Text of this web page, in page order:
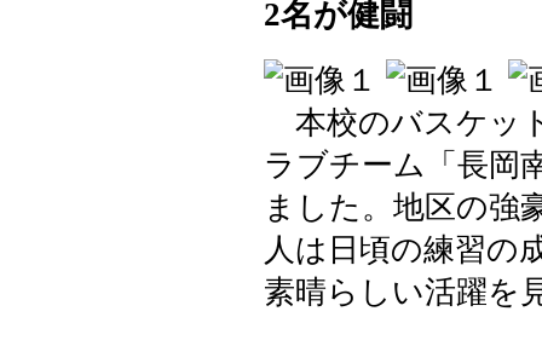
2名が健闘
本校のバスケッ
ラブチーム「長岡
ました。地区の強
人は日頃の練習の
素晴らしい活躍を